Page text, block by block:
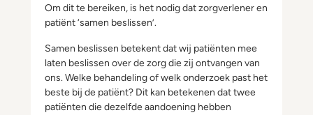
Om dit te bereiken, is het nodig dat zorgverlener en
patiënt ‘samen beslissen’.
Samen beslissen betekent dat wij patiënten mee
laten beslissen over de zorg die zij ontvangen van
ons. Welke behandeling of welk onderzoek past het
beste bij de patiënt? Dit kan betekenen dat twee
patiënten die dezelfde aandoening hebben